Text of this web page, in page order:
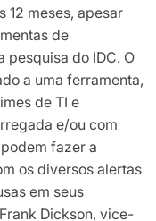
12 meses, apesar
de
pesquisa do IDC. O
a uma ferramenta,
de TI e
e/ou com
fazer a
os diversos alertas
em seus
Dickson, vice-